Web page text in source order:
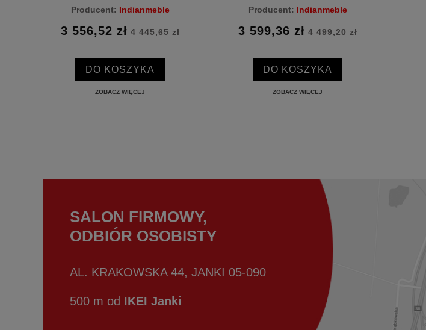
Producent: Indianmeble
3 556,52 zł 4 445,65 zł
DO KOSZYKA
ZOBACZ WIĘCEJ
Producent: Indianmeble
3 599,36 zł 4 499,20 zł
DO KOSZYKA
ZOBACZ WIĘCEJ
SALON FIRMOWY,
ODBIÓR OSOBISTY
AL. KRAKOWSKA 44, JANKI 05-090
500 m od IKEI Janki